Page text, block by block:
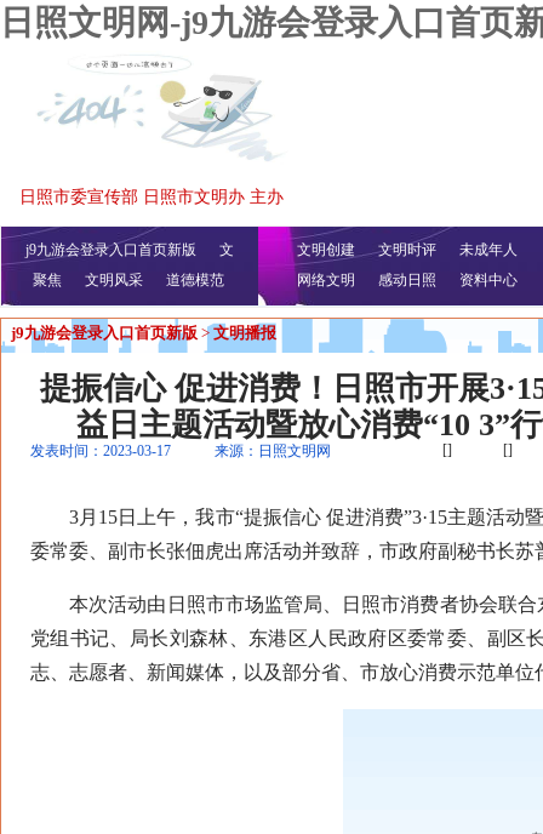
日照文明网-j9九游会登录入口首页
日照市委宣传部 日照市文明办 主办
j9九游会登录入口首页新版
文
明播报
公益视频
聚焦 文明风采 道德模范
文明创建 文明时评
未成年人
网络文明
感动日照 资料中心
j9九游会登录入口首页新版 > 文明播报
提振信心 促进消费！日照市开展
益日主题活动暨放心消费“10 3”
发表时间：2023-03-17 来源：日照文明网 [] []
3月15日上午，我市“提振信心 促进消费”3·15主题活动
委常委、副市长张佃虎出席活动并致辞，市政府副秘书长苏
本次活动由日照市市场监管局、日照市消费者协会联合
党组书记、局长刘森林、东港区人民政府区委常委、副区
志、志愿者、新闻媒体，以及部分省、市放心消费示范单位